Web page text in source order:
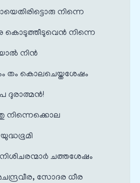
നിന്നെ
നിന്നെ
നിൻ
തം കൊലചെയ്തശേഷം
ദുരാത്മൻ!
നിന്നെക്കൊല
യുദ്ധഭൂമി
ചത്തശേഷം
സോദര ധീര